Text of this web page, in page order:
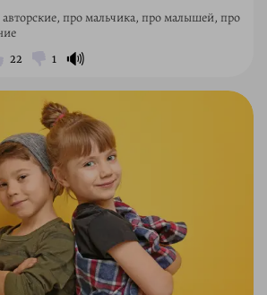
авторские, про мальчика, про малышей, про
22 1 🔊